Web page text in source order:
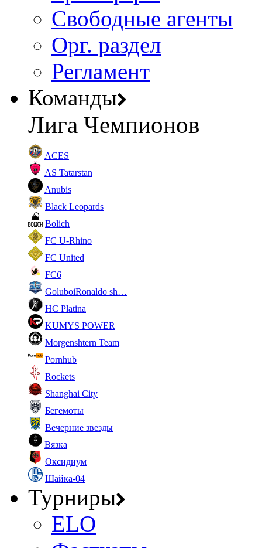
Свободные агенты
Орг. раздел
Регламент
Команды
Лига Чемпионов
ACES
AS Tatarstan
Anubis
Black Leopards
Bolich
FC U-Rhino
FC United
FC6
GoluboiRonaldo sh…
HC Platina
KUMYS POWER
Morgenshtern Team
Pornhub
Rockets
Shanghai City
Бегемоты
Вечерние звезды
Вязка
Оксидиум
Шайка-04
Турниры
ELO